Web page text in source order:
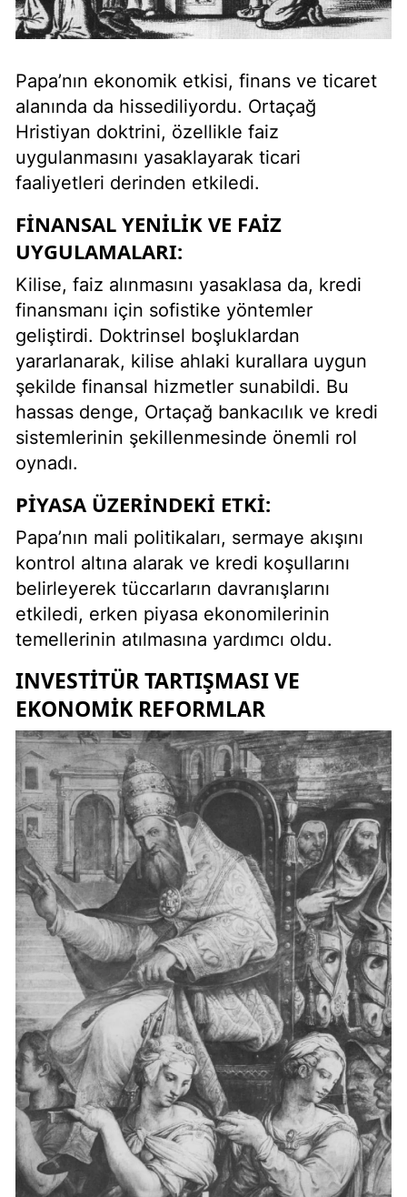
Papa’nın ekonomik etkisi, finans ve ticaret
alanında da hissediliyordu. Ortaçağ
Hristiyan doktrini, özellikle faiz
uygulanmasını yasaklayarak ticari
faaliyetleri derinden etkiledi.
FINANSAL YENILIK VE FAIZ
UYGULAMALARI:
Kilise, faiz alınmasını yasaklasa da, kredi
finansmanı için sofistike yöntemler
geliştirdi. Doktrinsel boşluklardan
yararlanarak, kilise ahlaki kurallara uygun
şekilde finansal hizmetler sunabildi. Bu
hassas denge, Ortaçağ bankacılık ve kredi
sistemlerinin şekillenmesinde önemli rol
oynadı.
PIYASA ÜZERINDEKI ETKI:
Papa’nın mali politikaları, sermaye akışını
kontrol altına alarak ve kredi koşullarını
belirleyerek tüccarların davranışlarını
etkiledi, erken piyasa ekonomilerinin
temellerinin atılmasına yardımcı oldu.
INVESTITÜR TARTIŞMASI VE
EKONOMIK REFORMLAR